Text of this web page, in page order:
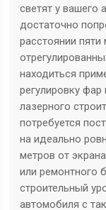
светят у вашего
достаточно
расстоянии
находиться
регулировку
лазерного
потребуется
на идеально
метров от
или ремонтного
строительный
автомобиля с